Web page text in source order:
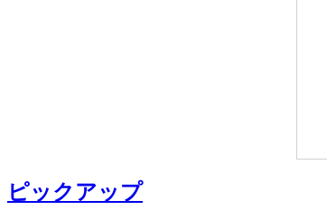
ピックアップ